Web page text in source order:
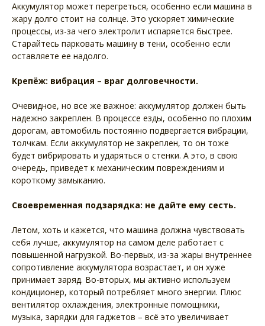
Аккумулятор может перегреться, особенно если машина в
жару долго стоит на солнце. Это ускоряет химические
процессы, из-за чего электролит испаряется быстрее.
Старайтесь парковать машину в тени, особенно если
оставляете ее надолго.
Крепёж: вибрация – враг долговечности.
Очевидное, но все же важное: аккумулятор должен быть
надежно закреплен. В процессе езды, особенно по плохим
дорогам, автомобиль постоянно подвергается вибрации,
толчкам. Если аккумулятор не закреплен, то он тоже
будет вибрировать и ударяться о стенки. А это, в свою
очередь, приведет к механическим повреждениям и
короткому замыканию.
Своевременная подзарядка: не дайте ему сесть.
Летом, хоть и кажется, что машина должна чувствовать
себя лучше, аккумулятор на самом деле работает с
повышенной нагрузкой. Во-первых, из-за жары внутреннее
сопротивление аккумулятора возрастает, и он хуже
принимает заряд. Во-вторых, мы активно используем
кондиционер, который потребляет много энергии. Плюс
вентилятор охлаждения, электронные помощники,
музыка, зарядки для гаджетов – всё это увеличивает